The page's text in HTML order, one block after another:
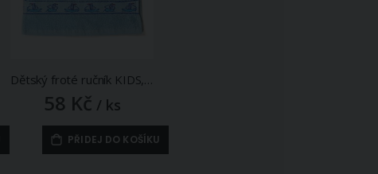
Dětský froté ručník KIDS, modrý, 30x50cm
58 Kč / ks
PŘIDEJ DO KOŠÍKU